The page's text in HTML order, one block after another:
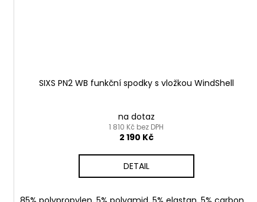
SIXS PN2 WB funkční spodky s vložkou WindShell
na dotaz
1 810 Kč bez DPH
2 190 Kč
DETAIL